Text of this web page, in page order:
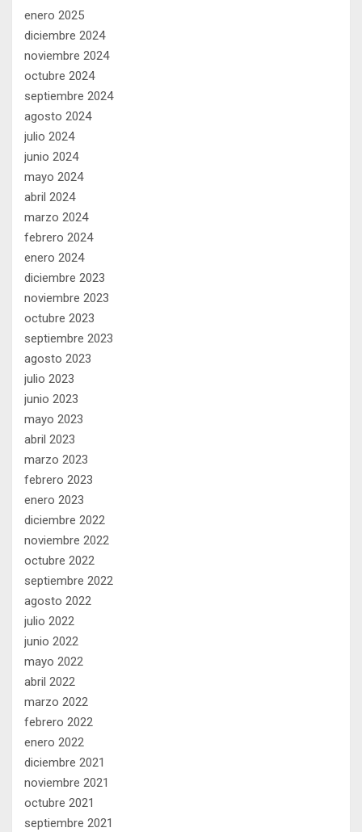
enero 2025
diciembre 2024
noviembre 2024
octubre 2024
septiembre 2024
agosto 2024
julio 2024
junio 2024
mayo 2024
abril 2024
marzo 2024
febrero 2024
enero 2024
diciembre 2023
noviembre 2023
octubre 2023
septiembre 2023
agosto 2023
julio 2023
junio 2023
mayo 2023
abril 2023
marzo 2023
febrero 2023
enero 2023
diciembre 2022
noviembre 2022
octubre 2022
septiembre 2022
agosto 2022
julio 2022
junio 2022
mayo 2022
abril 2022
marzo 2022
febrero 2022
enero 2022
diciembre 2021
noviembre 2021
octubre 2021
septiembre 2021